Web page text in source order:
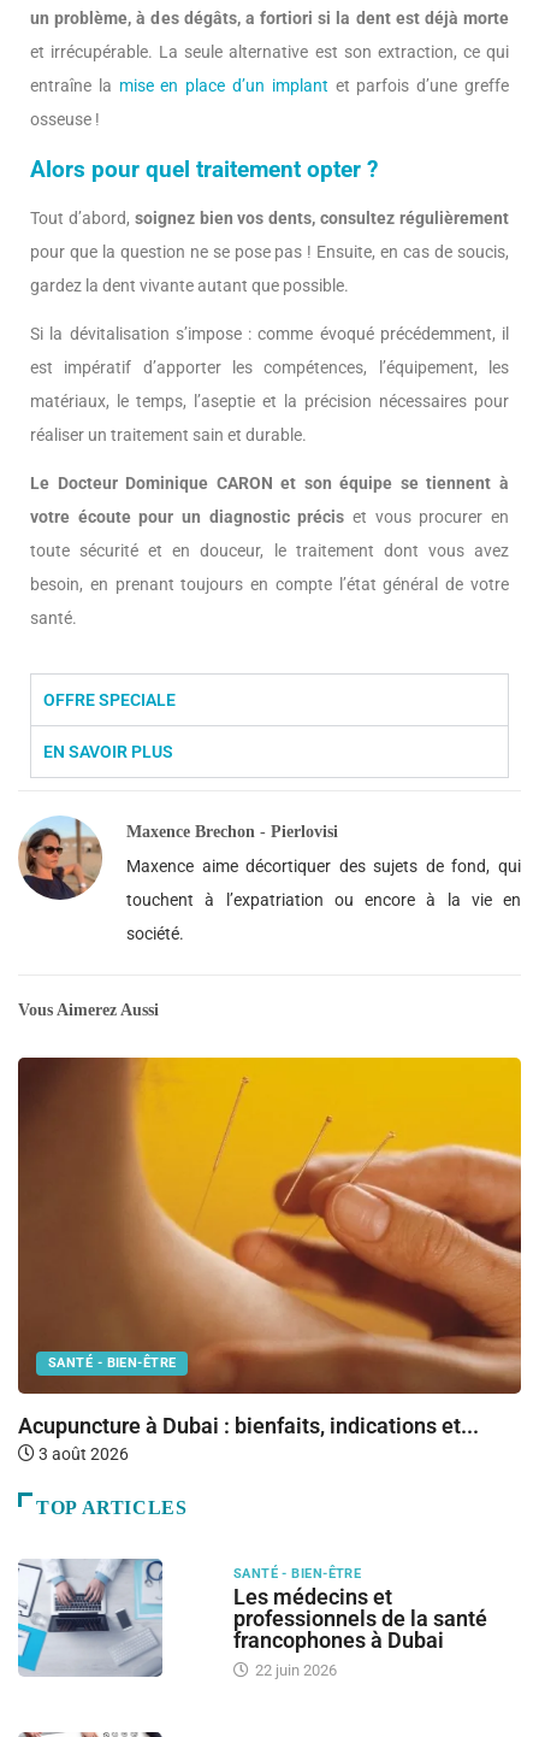
un problème, à des dégâts, a fortiori si la dent est déjà morte
et irrécupérable. La seule alternative est son extraction, ce qui
entraîne la mise en place d’un implant et parfois d’une greffe
osseuse !
Alors pour quel traitement opter ?
Tout d’abord, soignez bien vos dents, consultez régulièrement
pour que la question ne se pose pas ! Ensuite, en cas de soucis,
gardez la dent vivante autant que possible.
Si la dévitalisation s’impose : comme évoqué précédemment, il
est impératif d’apporter les compétences, l’équipement, les
matériaux, le temps, l’aseptie et la précision nécessaires pour
réaliser un traitement sain et durable.
Le Docteur Dominique CARON et son équipe se tiennent à
votre écoute pour un diagnostic précis et vous procurer en
toute sécurité et en douceur, le traitement dont vous avez
besoin, en prenant toujours en compte l’état général de votre
santé.
OFFRE SPECIALE
EN SAVOIR PLUS
Maxence Brechon - Pierlovisi
Maxence aime décortiquer des sujets de fond, qui
touchent à l’expatriation ou encore à la vie en
société.
Vous Aimerez Aussi
SANTÉ - BIEN-ÊTRE
Acupuncture à Dubai : bienfaits, indications et...
3 août 2026
TOP ARTICLES
SANTÉ - BIEN-ÊTRE
Les médecins et
professionnels de la santé
francophones à Dubai
22 juin 2026